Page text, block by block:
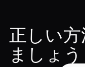
正しい
ましょう